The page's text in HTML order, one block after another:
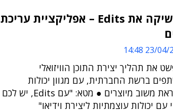
אינסטגרם השיקה את Edits – אפליקציית עריכת
23/04/
את תהליך יצירת התוכן הוויזואלי
ברשת החברתית, עם מגוון יכולות
מתקדמות ובהשראת משוב מיוצרים ● מטא: "עם Edits, יש לכם
יכולות עוצמתיות ליצירת וידיאו"